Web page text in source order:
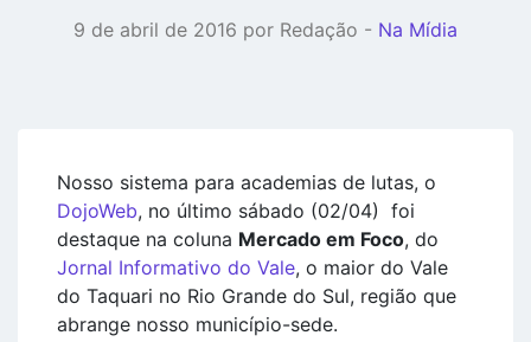
9 de abril de 2016 por Redação - Na Mídia
Nosso sistema para academias de lutas, o
DojoWeb, no último sábado (02/04) foi
destaque na coluna Mercado em Foco, do
Jornal Informativo do Vale, o maior do Vale
do Taquari no Rio Grande do Sul, região que
abrange nosso município-sede.